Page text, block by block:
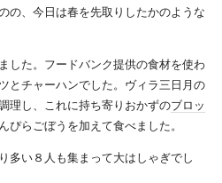
の、今日は春を先取りしたかのような
した。フードバンク提供の食材を使わ
とチャーハンでした。ヴィラ三日月の
理し、これに持ち寄りおかずのブロッ
ぴらごぼうを加えて食べました。
多い８人も集まって大はしゃぎでし